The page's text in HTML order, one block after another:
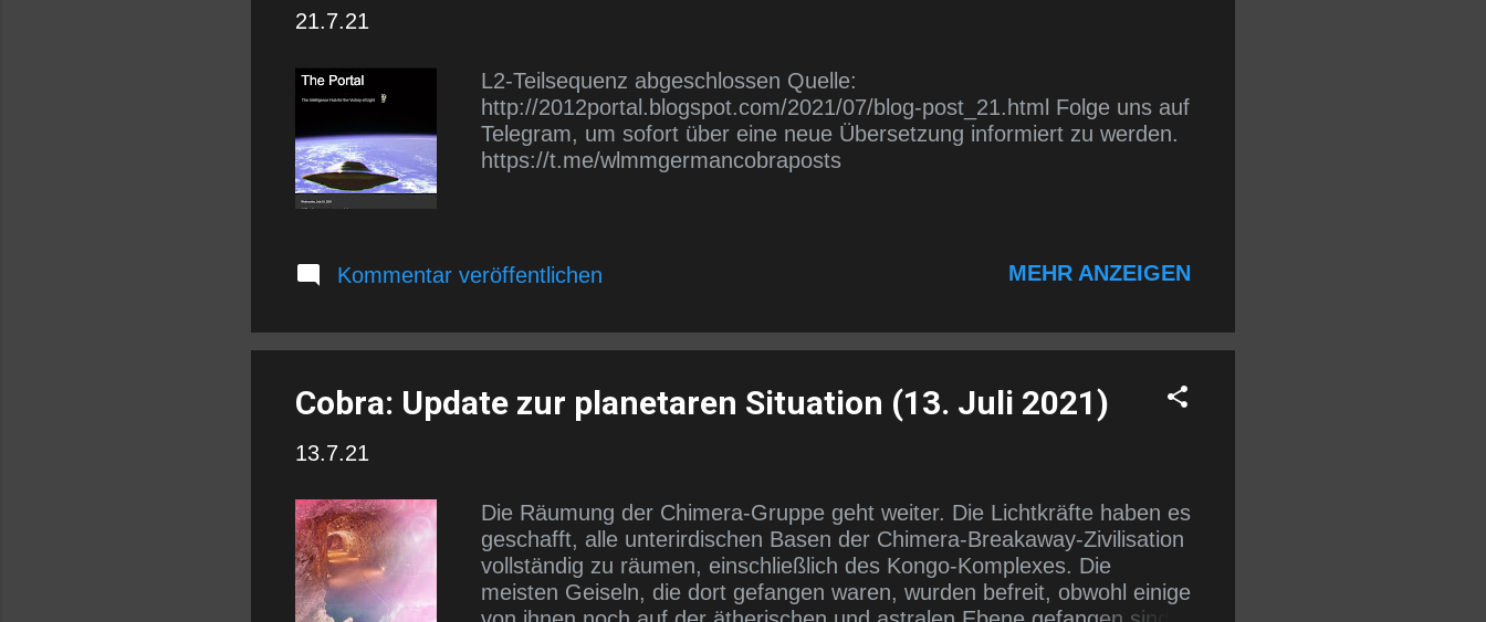
21.7.21
L2-Teilsequenz abgeschlossen Quelle:
http://2012portal.blogspot.com/2021/07/blog-post_21.html Folge uns auf
Telegram, um sofort über eine neue Übersetzung informiert zu werden.
https://t.me/wlmmgermancobraposts
Kommentar veröffentlichen MEHR ANZEIGEN
Cobra: Update zur planetaren Situation (13. Juli 2021)
13.7.21
Die Räumung der Chimera-Gruppe geht weiter. Die Lichtkräfte haben es
geschafft, alle unterirdischen Basen der Chimera-Breakaway-Zivilisation
vollständig zu räumen, einschließlich des Kongo-Komplexes. Die
meisten Geiseln, die dort gefangen waren, wurden befreit, obwohl einige